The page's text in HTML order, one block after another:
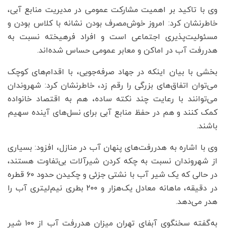
وی با تاکید بر اهمیت مشارکت عمومی در مدیریت منابع آبی،
خاطرنشان کرد: امروز خوش‌مصرف بودن نشانه با کلاس بودن و
مسئولیت‌پذیری اجتماعی است و افراد فرهیخته نسبت به
هدررفت آب در اماکن و معابر عمومی حساس شده‌اند.
بخشی با بیان اینکه در جهاد صرفه‌جویی، با اقدام‌های کوچک
می‌توان اتفاق‌های بزرگی را رقم زد، خاطرنشان کرد: شهروندان
می‌توانند با رعایت چند نکته ساده، هم به اقتصاد خانواده
کمک کنند و هم در حفظ منابع آبی برای نسل‌های آینده سهیم
باشند.
وی با اشاره به هدررفت‌های پنهان آب در منازل، افزود: بسیاری
از شهروندان نسبت به چکه کردن شیرآلات بی‌تفاوت هستند،
در حالی که یک شیر آب با نشتی جزئی و چکیدن حدود ۶۰ قطره
در دقیقه، ماهانه معادل یک‌هزار و ۲۰۰ بطری نیم‌لیتری آب را
هدر می‌دهد.
به‌گفته سخنگوی آبفای تهران میزان هدررفت آب از ۱۰۰ شیر